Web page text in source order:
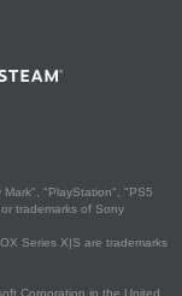
"PlayStation", "PS5
trademarks of Sony
Series X|S are trademarks
Corporation in the United